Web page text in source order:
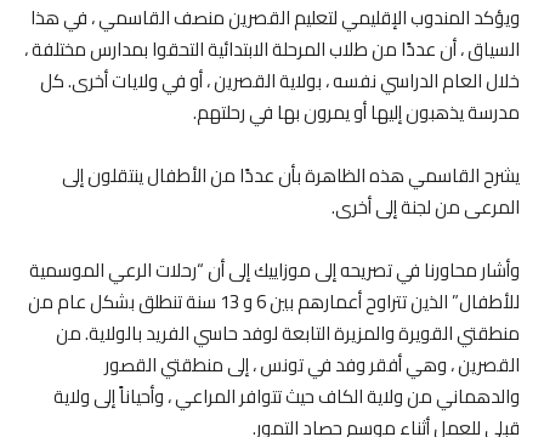
ويؤكد المندوب الإقليمي لتعليم القصرين منصف القاسمي ، في هذا
السياق ، أن عددًا من طلاب المرحلة الابتدائية التحقوا بمدارس مختلفة ،
خلال العام الدراسي نفسه ، بولاية القصرين ، أو في ولايات أخرى. كل
مدرسة يذهبون إليها أو يمرون بها في رحلتهم.
يشرح القاسمي هذه الظاهرة بأن عددًا من الأطفال ينتقلون إلى
المرعى من لجنة إلى أخرى.
وأشار محاورنا في تصريحه إلى موزاييك إلى أن “رحلات الرعي الموسمية
للأطفال” الذين تتراوح أعمارهم بين 6 و 13 سنة تنطلق بشكل عام من
منطقتي القويرة والمزيرة التابعة لوفد حاسي الفريد بالولاية. من
القصرين ، وهي أفقر وفد في تونس ، إلى منطقتي القصور
والدهماني من ولاية الكاف حيث تتوافر المراعي ، وأحياناً إلى ولاية
قبلي للعمل أثناء موسم حصاد التمور.